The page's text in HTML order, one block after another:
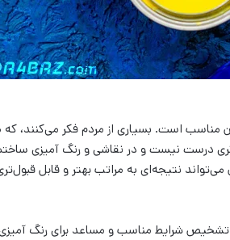
مناسب است. بسیاری از مردم فکر می‌‌کنند، که
درست نیست و در نقاشی و رنگ آمیزی
نتیجه‌‌ای به مراتب بهتر و قابل
شرایط مناسب و مساعد برای رنگ آمیزی